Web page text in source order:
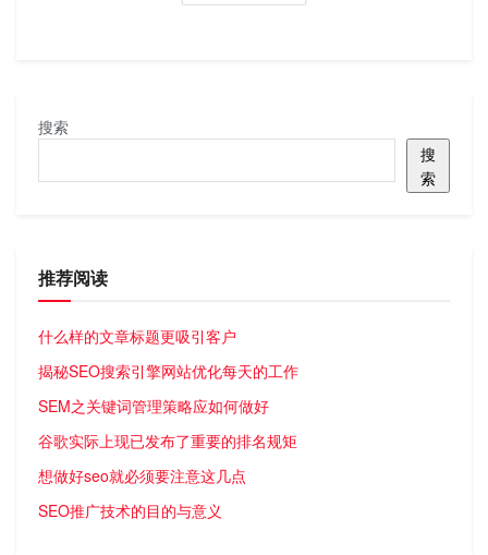
搜索
搜
索
推荐阅读
什么样的文章标题更吸引客户
揭秘SEO搜索引擎网站优化每天的工作
SEM之关键词管理策略应如何做好
谷歌实际上现已发布了重要的排名规矩
想做好seo就必须要注意这几点
SEO推广技术的目的与意义